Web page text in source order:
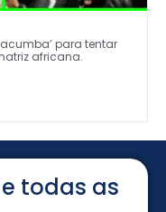
para tentar
africana.
todas as